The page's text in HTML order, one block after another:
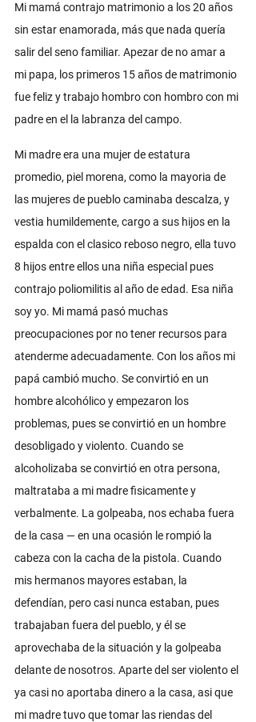
Mi mamá contrajo matrimonio a los 20 años
sin estar enamorada, más que nada quería
salir del seno familiar. Apezar de no amar a
mi papa, los primeros 15 años de matrimonio
fue feliz y trabajo hombro con hombro con mi
padre en el la labranza del campo.
Mi madre era una mujer de estatura
promedio, piel morena, como la mayoria de
las mujeres de pueblo caminaba descalza, y
vestia humildemente, cargo a sus hijos en la
espalda con el clasico reboso negro, ella tuvo
8 hijos entre ellos una niña especial pues
contrajo poliomilitis al año de edad. Esa niña
soy yo. Mi mamá pasó muchas
preocupaciones por no tener recursos para
atenderme adecuadamente. Con los años mi
papá cambió mucho. Se convirtió en un
hombre alcohólico y empezaron los
problemas, pues se convirtió en un hombre
desobligado y violento. Cuando se
alcoholizaba se convirtió en otra persona,
maltrataba a mi madre fisicamente y
verbalmente. La golpeaba, nos echaba fuera
de la casa — en una ocasión le rompió la
cabeza con la cacha de la pistola. Cuando
mis hermanos mayores estaban, la
defendían, pero casi nunca estaban, pues
trabajaban fuera del pueblo, y él se
aprovechaba de la situación y la golpeaba
delante de nosotros. Aparte del ser violento el
ya casi no aportaba dinero a la casa, asi que
mi madre tuvo que tomar las riendas del